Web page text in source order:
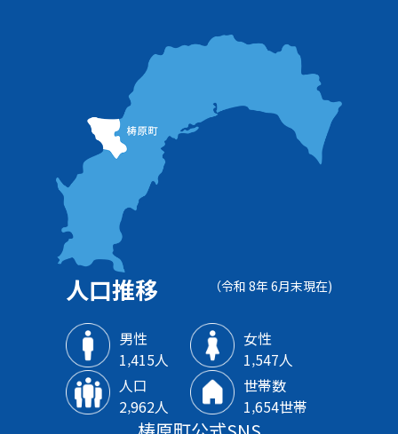
人口推移 （令和 8年 6月末現在)
男性
1‚415人
女性
1‚547人
人口
2‚962人
世帯数
1‚654世帯